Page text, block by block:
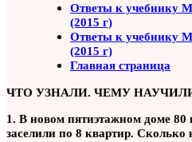
Ответы к учебнику
(2015 г)
Ответы к учебнику
(2015 г)
Главная страница
ЧТО УЗНАЛИ. ЧЕМУ
1. В новом пятиэтажном доме
заселили по 8 квартир. Сколько